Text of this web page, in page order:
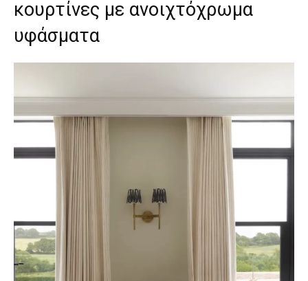
κουρτίνες με ανοιχτόχρωμα
υφάσματα